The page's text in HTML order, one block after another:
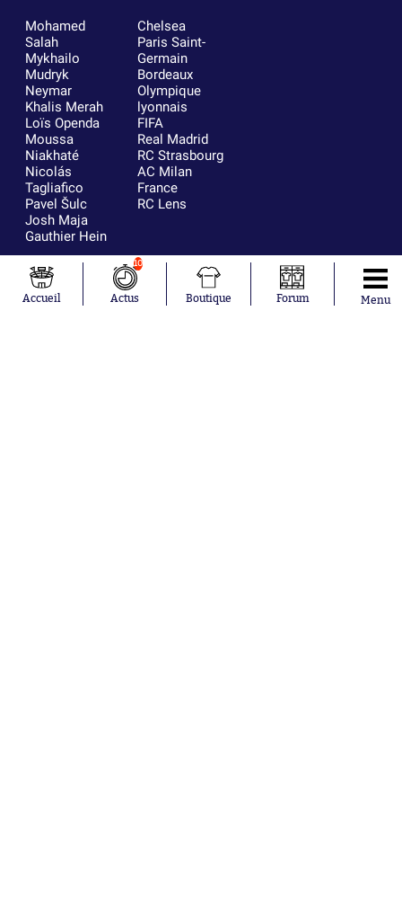
Mohamed
Salah
Mykhailo
Mudryk
Neymar
Khalis Merah
Loïs Openda
Moussa
Niakhaté
Nicolás
Tagliafico
Pavel Šulc
Josh Maja
Gauthier Hein
Chelsea
Paris Saint-
Germain
Bordeaux
Olympique
lyonnais
FIFA
Real Madrid
RC Strasbourg
AC Milan
France
RC Lens
Accueil
10
Actus Boutique Forum Menu